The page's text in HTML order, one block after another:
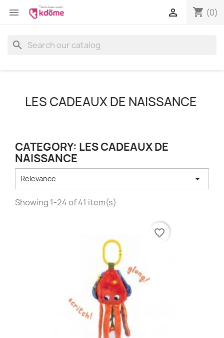
 shopping_cart (0)

search
LES CADEAUX DE NAISSANCE
CATEGORY: LES CADEAUX DE
NAISSANCE
Relevance 
Showing 1-24 of 41 item(s)
favorite_border